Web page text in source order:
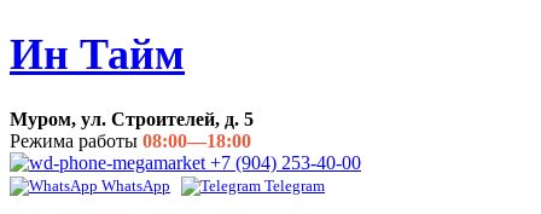
Ин Тайм
Муром, ул. Строителей, д. 5
Режима работы 08:00—18:00
+7 (904) 253-40-00
WhatsApp Telegram